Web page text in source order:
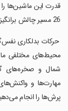
قدرت این ماشین‌ها
26 مسیر چالش برانگیز عبور می‌کنید.
حرکات بدلکاری
محیط‌های مختلفی
شمال و صخره‌های
مهارت‌ها و
پرش‌ها را انجام